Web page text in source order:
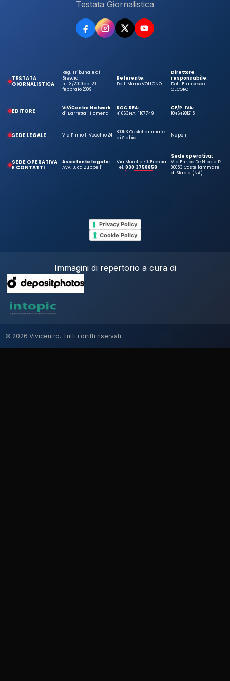
Testata Giornalistica
TESTATA
GIORNALISTICA
Reg. Tribunale di
Brescia
n. 13/2009 del 20
febbraio 2009
Referente:
Dott. Mario VOLLONO
Direttore
responsabile:
Dott. Francesco
CECORO
EDITORE
ViViCentro Network
di Barretta Filomena
ROC:
41663
REA:
NA-1107749
CF/P. IVA:
10464981215
SEDE LEGALE Via Plinio Il Vecchio 24
80053 Castellammare
di Stabia
Napoli
SEDE OPERATIVA
E CONTATTI
Assistente legale:
Avv. Luca Zuppelli
Via Moretto 70, Brescia
Tel.030 3758858
Sede operativa:
Via Enrico De Nicola 12
80053 Castellammare
di Stabia (NA)
Privacy Policy
Cookie Policy
Immagini di repertorio a cura di
© 2026 Vivicentro. Tutti i diritti riservati.